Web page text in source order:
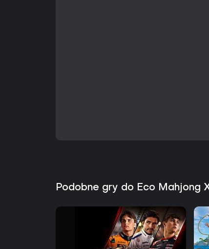
Podobne gry do Eco Mahjong